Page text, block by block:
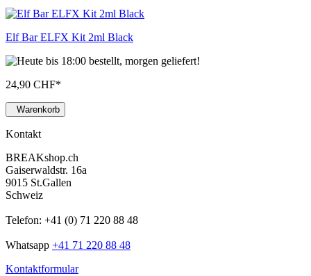
Elf Bar ELFX Kit 2ml Black
24,90 CHF*
Warenkorb
Kontakt
BREAKshop.ch
Gaiserwaldstr. 16a
9015 St.Gallen
Schweiz
Telefon: +41 (0) 71 220 88 48
Whatsapp +41 71 220 88 48
Kontaktformular